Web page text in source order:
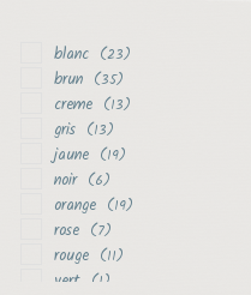
blanc (23)
brun (35)
creme (13)
gris (13)
jaune (19)
noir (6)
orange (19)
rose (7)
rouge (11)
vert (1)